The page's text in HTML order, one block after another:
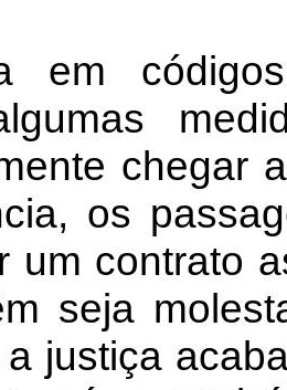
em
chegar
os
um contrato
seja
justiça